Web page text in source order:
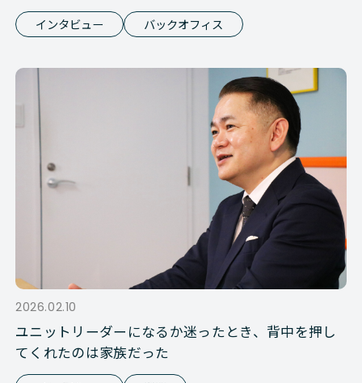
インタビュー バックオフィス
2026.02.10
ユニットリーダーになるか迷ったとき、背中を押し
てくれたのは家族だった